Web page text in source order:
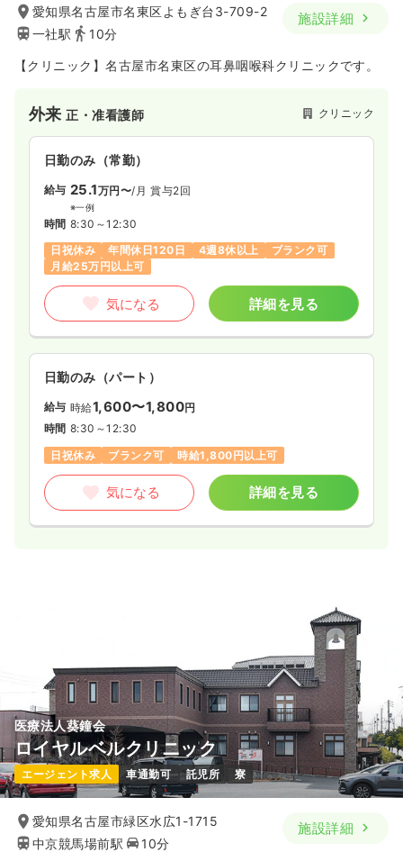
愛知県名古屋市名東区よもぎ台3-709-2
一社駅
10分
施設詳細
【クリニック】名古屋市名東区の耳鼻咽喉科クリニックです。
外来正・准看護師 クリニック
日勤のみ（常勤）
給与 25.1万円〜/月 賞与2回
※一例
時間 8:30～12:30
日祝休み
年間休日120日 4週8休以上
ブランク可
月給25万円以上可
気になる 詳細を見る
日勤のみ（パート）
給与 時給1,600〜1,800円
時間 8:30～12:30
日祝休み
ブランク可 時給1,800円以上可
気になる 詳細を見る
医療法人葵鐘会
ロイヤルベルクリニック
エージェント求人 車通勤可 託児所 寮
愛知県名古屋市緑区水広1-1715
中京競馬場前駅
10分
施設詳細